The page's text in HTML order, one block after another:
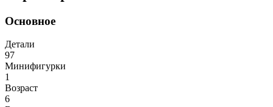
Основное
Детали
97
Минифигурки
1
Возраст
6